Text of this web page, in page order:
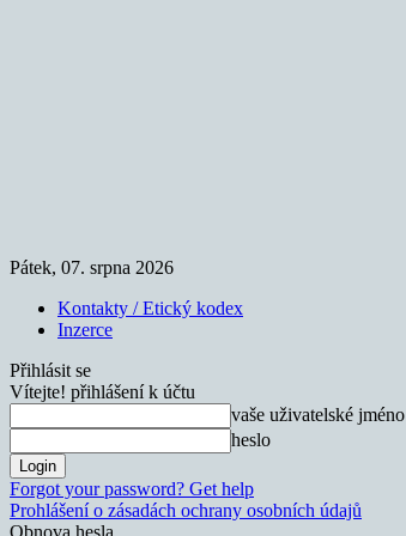
Pátek, 07. srpna 2026
Kontakty / Etický kodex
Inzerce
Přihlásit se
Vítejte! přihlášení k účtu
vaše uživatelské jméno
heslo
Forgot your password? Get help
Prohlášení o zásadách ochrany osobních údajů
Obnova hesla